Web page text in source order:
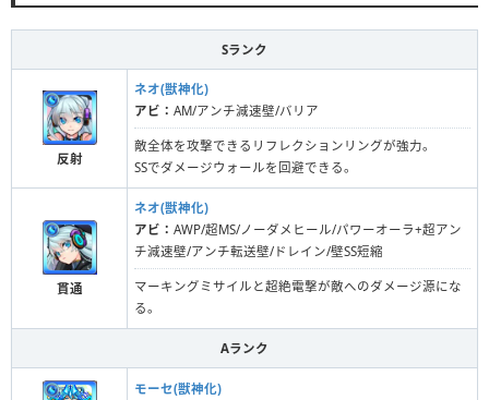
Sランク
反射
ネオ(獣神化)
アビ： AM/アンチ減速壁/バリア
敵全体を攻撃できるリフレクションリングが強力。
SSでダメージウォールを回避できる。
貫通
ネオ(獣神化)
アビ： AWP/超MS/ノーダメヒール/パワーオーラ+超アン
チ減速壁/アンチ転送壁/ドレイン/壁SS短縮
マーキングミサイルと超絶電撃が敵へのダメージ源にな
る。
Aランク
モーセ(獣神化)